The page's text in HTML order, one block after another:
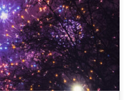
findet ebenfalls in der
1, beim